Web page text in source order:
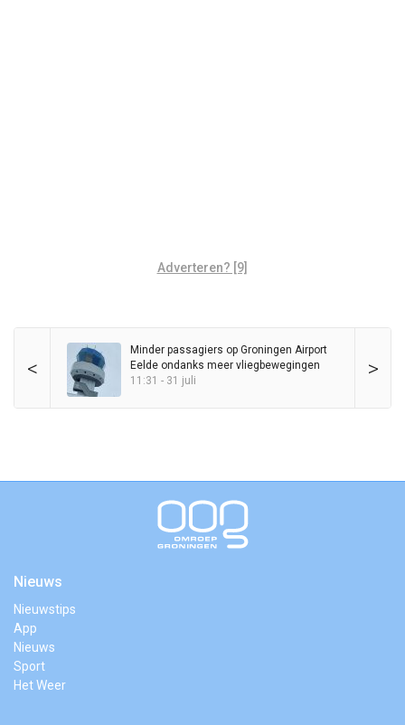
Adverteren? [9]
< >
Minder passagiers op Groningen Airport
Eelde ondanks meer vliegbewegingen
11:31 - 31 juli
Nieuws
Nieuwstips
App
Nieuws
Sport
Het Weer